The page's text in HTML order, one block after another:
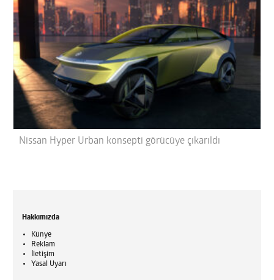
Nissan Hyper Urban konsepti görücüye çıkarıldı
Hakkımızda
Künye
Reklam
İletişim
Yasal Uyarı